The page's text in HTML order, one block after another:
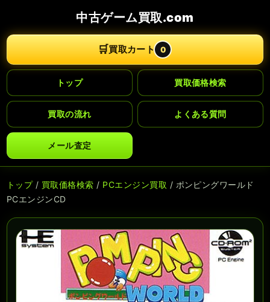
中古ゲーム買取.com
🛒買取カート 0
トップ 買取価格検索
買取の流れ よくある質問
メール査定
トップ/ 買取価格検索 / PCエンジン買取 / ポンピングワールド
PCエンジンCD